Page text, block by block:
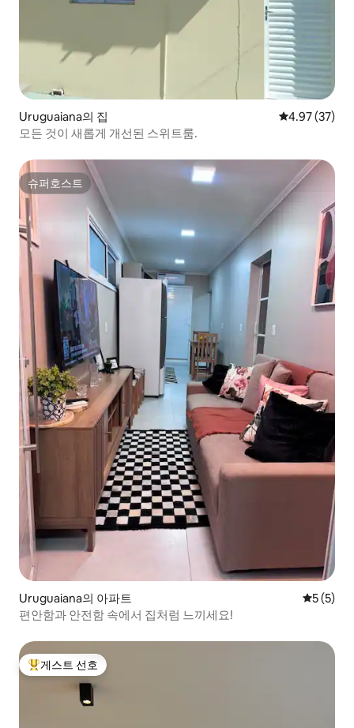
Uruguaiana의 집 평점 4.97점(5
4.97 (37)
모든 것이 새롭게 개선된 스위트룸.
슈퍼호스트
슈퍼호스트
Uruguaiana의 아파트 평점 5점
5 (5)
편안함과 안전함 속에서 집처럼 느끼세요!
상위 게스트 선호
게스트 선호